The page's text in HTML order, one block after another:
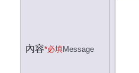
內容*必填Message